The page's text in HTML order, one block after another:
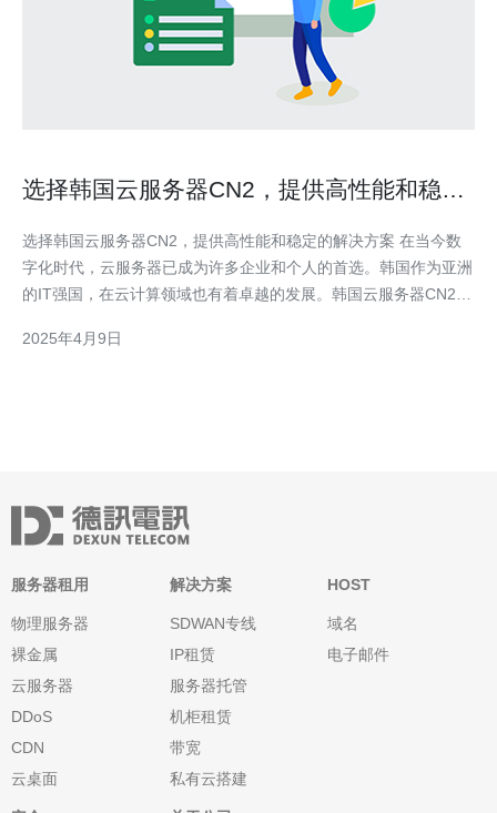
选择韩国云服务器CN2，提供高性能和稳定
选择韩国云服务器CN2，提供高性能和稳定的解决方案 在当今数
字化时代，云服务器已成为许多企业和个人的首选。韩国作为亚洲
的IT强国，在云计算领域也有着卓越的发展。韩国云服务器CN2以
采用先进的硬件设备和技术，提供卓越的性能。其数据中心具备高
2025年4月9日
服务器租用
物理服务器
裸金属
云服务器
DDoS
CDN
云桌面
解决方案
SDWAN专线
IP租赁
服务器托管
机柜租赁
带宽
私有云搭建
HOST
域名
电子邮件